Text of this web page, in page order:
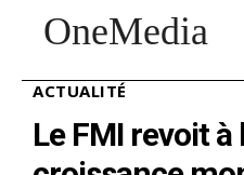
OneMedia
ACTUALITÉ
Le FMI revoit à